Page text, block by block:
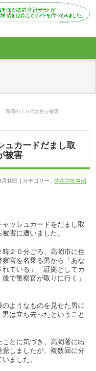
高岡の７０代女性が被害
ュカードだまし取
被害
18日 カテゴリー :特殊詐欺事例
ッシュカードをだまし取
害に遭いました。
２０分ごろ、高岡市に住
官を名乗る男から「あな
ている」「証拠としてカ
で警察官が取りに行く」
ようなものを見せた男に
は立ち去ったということ
とに気づき、高岡署に出
しましたが、複数回に分
ました。